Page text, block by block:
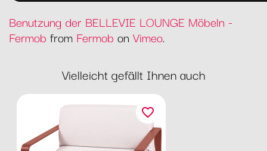
Benutzung der BELLEVIE LOUNGE Möbeln -
Fermob from Fermob on Vimeo.
Vielleicht gefällt Ihnen auch
favorite_border